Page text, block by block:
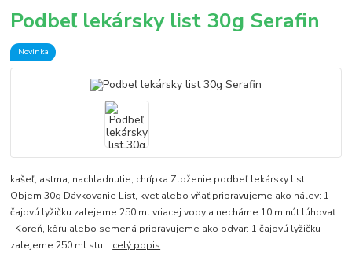
Podbeľ lekársky list 30g Serafin
Novinka
kašeľ, astma, nachladnutie, chrípka Zloženie podbeľ lekársky list
Objem 30g Dávkovanie List, kvet alebo vňať pripravujeme ako nálev: 1
čajovú lyžičku zalejeme 250 ml vriacej vody a necháme 10 minút lúhovať.
Koreň, kôru alebo semená pripravujeme ako odvar: 1 čajovú lyžičku
zalejeme 250 ml stu... celý popis